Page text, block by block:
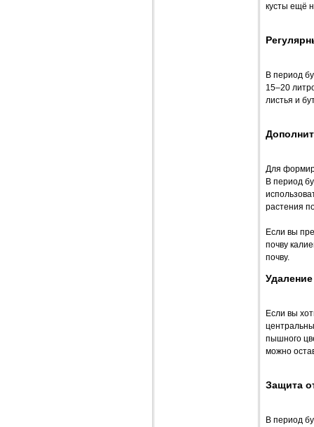
кусты ещё
В период
15–20
листья и
Для
В период
растения
Если вы
почву
почву.
Если вы
пышного
можно
Защита
В период